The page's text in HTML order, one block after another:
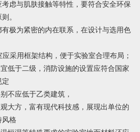
虑与肌肤接触等特性，要符合安全环保
。
极为紧密的内在联系，在设计与选用色
应采用框架结构，便于实验室合理布局；
低于二级，消防设施的设置应符合国家
定
不应低于乙类建筑，
大方，富有现代科技感，展现出单位的
风格